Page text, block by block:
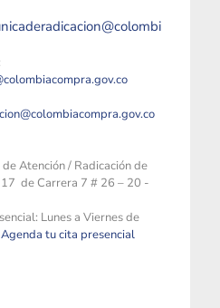
Atención / Radicación de
de Carrera 7 # 26 – 20 -
Lunes a Viernes de
Agenda tu cita presencial